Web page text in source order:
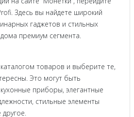
Здесь вы найдете широкий
гаджетов и стильных
дома премиум сегмента.
товаров и выберите те,
Это могут быть
приборы, элегантные
стильные элементы